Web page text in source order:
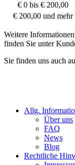
€ 0 bis € 200,00
€ 200,00 und mehr
Weitere
finden Sie unter
Sie finden uns auch
Allg.
Über uns
FAQ
News
Blog
Rechtliche